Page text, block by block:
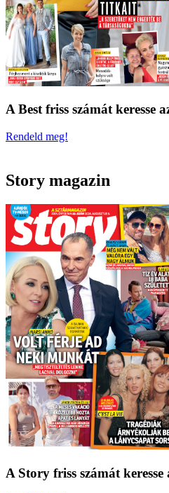
A Best friss számát keresse
Rendeld meg!
Story magazin
A Story friss számát